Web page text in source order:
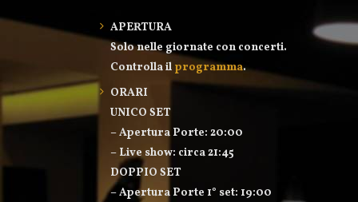
APERTURA
Solo nelle giornate con concerti.
Controlla il programma.
ORARI
UNICO SET
– Apertura Porte: 20:00
– Live show: circa 21:45
DOPPIO SET
– Apertura Porte 1° set: 19:00